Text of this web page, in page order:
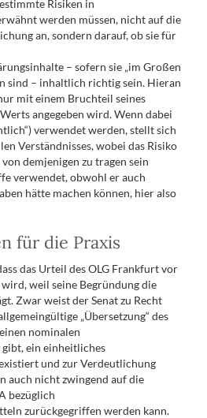
Risiken in
werden müssen, nicht auf die
an, sondern darauf, ob sie für
– sofern sie „im Großen
sind – inhaltlich richtig sein. Hieran
mit einem Bruchteil seines
angegeben wird. Wenn dabei
verwendet werden, stellt sich
Verständnisses, wobei das Risiko
demjenigen zu tragen sein
verwendet, obwohl er auch
hätte machen können, hier also
für die Praxis
das Urteil des OLG Frankfurt vor
weil seine Begründung die
Zwar weist der Senat zu Recht
„Übersetzung“ des
nominalen
ein einheitliches
und zur Verdeutlichung
auch nicht zwingend auf die
bezüglich
zurückgegriffen werden kann.